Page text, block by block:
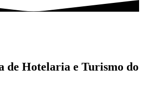
de Hotelaria e Turismo do